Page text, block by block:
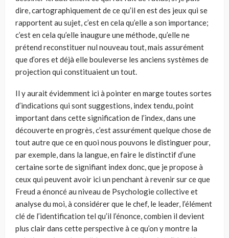
dire, cartographiquement de ce qu’il en est des jeux qui se
rapportent au sujet, c’est en cela qu’elle a son importance;
c’est en cela qu’elle inaugure une méthode, qu’elle ne
prétend reconstituer nul nouveau tout, mais assurément
que d’ores et déjà elle bouleverse les anciens systèmes de
projection qui constituaient un tout.
Il y aurait évidemment ici à pointer en marge toutes sortes
d’indications qui sont suggestions, index tendu, point
important dans cette signification de l’index, dans une
découverte en progrès, c’est assurément quelque chose de
tout autre que ce en quoi nous pouvons le distinguer pour,
par exemple, dans la langue, en faire le distinctif d’une
certaine sorte de signifiant index donc, que je propose à
ceux qui peuvent avoir ici un penchant à revenir sur ce que
Freud a énoncé au niveau de Psychologie collective et
analyse du moi, à considérer que le chef, le leader, l’élément
clé de l’identification tel qu’il l’énonce, combien il devient
plus clair dans cette perspective à ce qu’on y montre la